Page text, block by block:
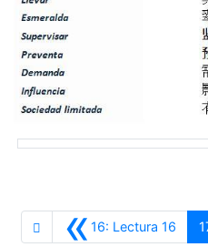
«16: Lectura 16